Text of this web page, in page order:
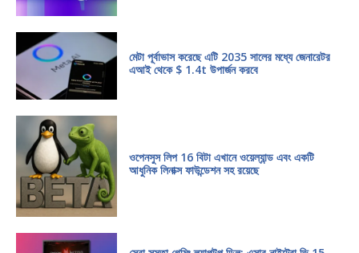
মেটা পূর্বাভাস করেছে এটি 2035 সালের মধ্যে জেনারেটর
এআই থেকে $ 1.4t উপার্জন করবে
ওপেনসুস লিপ 16 বিটা এখানে ওয়েল্যান্ড এবং একটি
আধুনিক লিনাক্স ফাউন্ডেশন সহ রয়েছে